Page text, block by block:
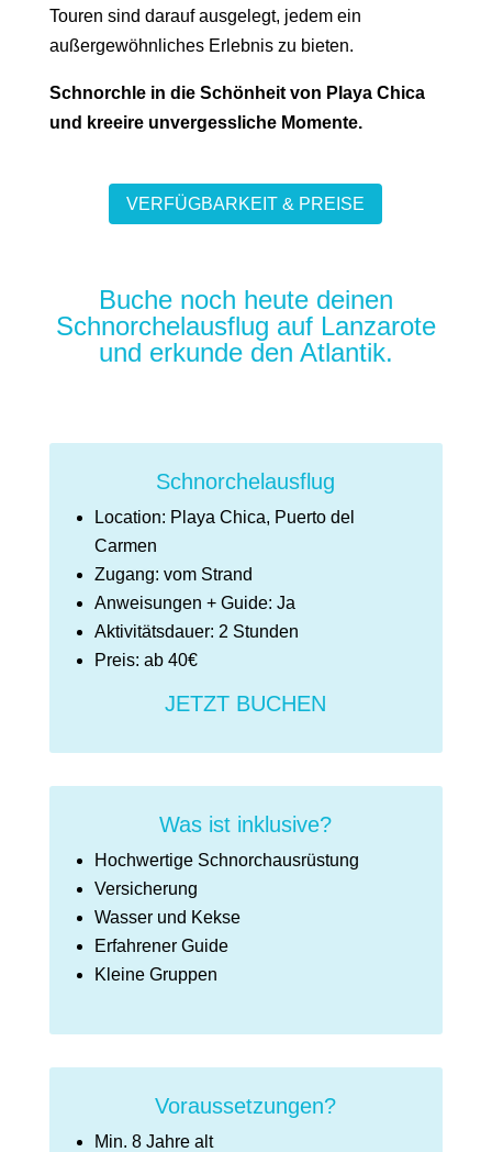
Touren sind darauf ausgelegt, jedem ein
außergewöhnliches Erlebnis zu bieten.
Schnorchle in die Schönheit von Playa Chica
und kreeire unvergessliche Momente.
VERFÜGBARKEIT & PREISE
Buche noch heute deinen
Schnorchelausflug auf Lanzarote
und erkunde den Atlantik.
Schnorchelausflug
Location: Playa Chica, Puerto del
Carmen
Zugang: vom Strand
Anweisungen + Guide: Ja
Aktivitätsdauer: 2 Stunden
Preis: ab 40€
JETZT BUCHEN
Was ist inklusive?
Hochwertige Schnorchausrüstung
Versicherung
Wasser und Kekse
Erfahrener Guide
Kleine Gruppen
Voraussetzungen?
Min. 8 Jahre alt